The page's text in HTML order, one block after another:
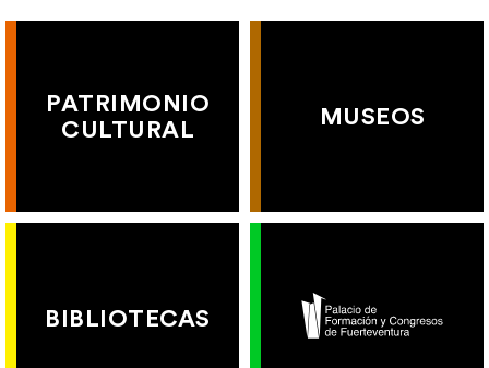
PATRIMONIO
CULTURAL
MUSEOS
BIBLIOTECAS